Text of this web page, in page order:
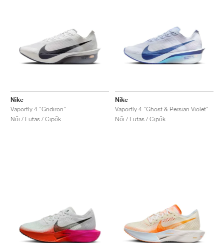
Nike
Vaporfly 4 "Gridiron"
Női / Futás / Cipők
Nike
Vaporfly 4 "Ghost & Persian Violet"
Női / Futás / Cipők